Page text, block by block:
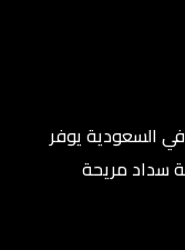
في السعودية يوفر
سداد مريحة